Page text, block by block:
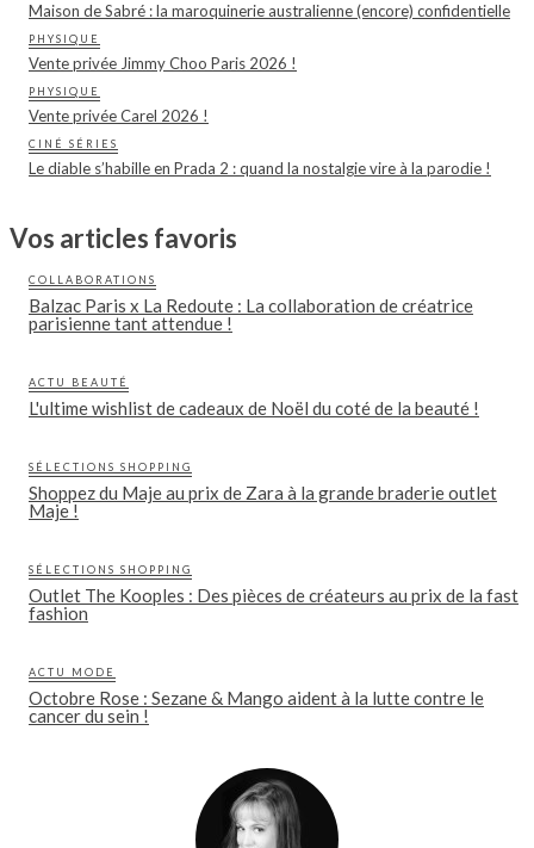
Maison de Sabré : la maroquinerie australienne (encore) confidentielle
PHYSIQUE
Vente privée Jimmy Choo Paris 2026 !
PHYSIQUE
Vente privée Carel 2026 !
CINÉ SÉRIES
Le diable s’habille en Prada 2 : quand la nostalgie vire à la parodie !
Vos articles favoris
COLLABORATIONS
Balzac Paris x La Redoute : La collaboration de créatrice
parisienne tant attendue !
ACTU BEAUTÉ
L'ultime wishlist de cadeaux de Noël du coté de la beauté !
SÉLECTIONS SHOPPING
Shoppez du Maje au prix de Zara à la grande braderie outlet
Maje !
SÉLECTIONS SHOPPING
Outlet The Kooples : Des pièces de créateurs au prix de la fast
fashion
ACTU MODE
Octobre Rose : Sezane & Mango aident à la lutte contre le
cancer du sein !